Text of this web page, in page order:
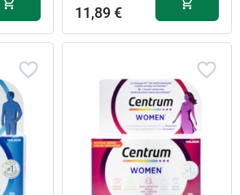
11,89 €